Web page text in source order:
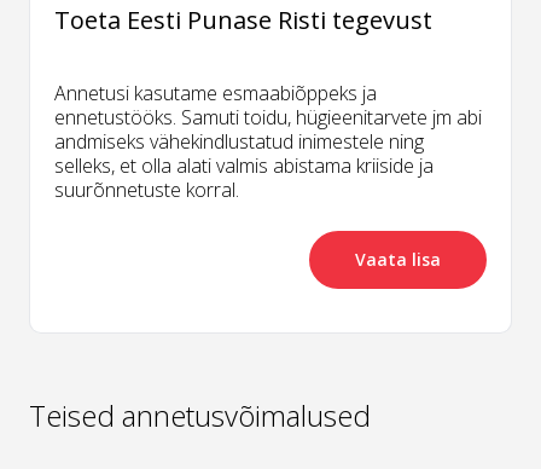
Toeta Eesti Punase Risti tegevust
Annetusi kasutame esmaabiõppeks ja
ennetustööks. Samuti toidu, hügieenitarvete jm abi
andmiseks vähekindlustatud inimestele ning
selleks, et olla alati valmis abistama kriiside ja
suurõnnetuste korral.
Vaata lisa
Teised annetusvõimalused